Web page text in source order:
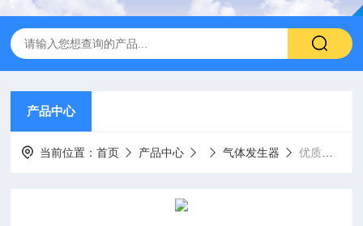
产品中心
当前位置：首页 产品中心 气体发生器 优质氮气发生器价格